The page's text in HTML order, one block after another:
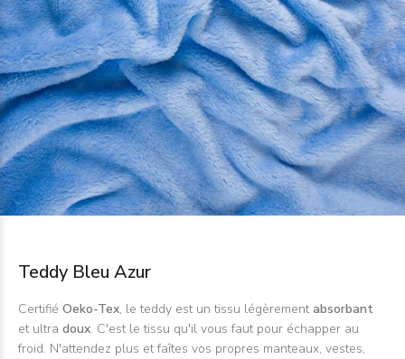
Teddy Bleu Azur
Certifié Oeko-Tex, le teddy est un tissu légèrementabsorbant
et ultra doux. C'est le tissu qu'il vous faut pour échapper au
froid. N'attendez plus et faîtes vos propres manteaux, vestes,